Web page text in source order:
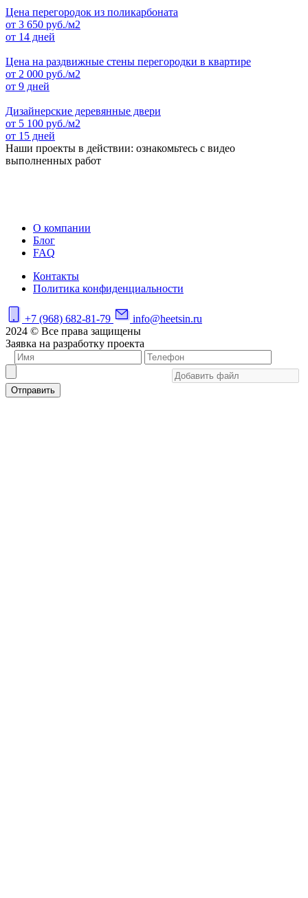
Цена перегородок из поликарбоната
от 3 650 руб./м2
от 14 дней
Цена на раздвижные стены перегородки в квартире
от 2 000 руб./м2
от 9 дней
Дизайнерские деревянные двери
от 5 100 руб./м2
от 15 дней
Наши проекты в действии: ознакомьтесь с видео
выполненных работ
О компании
Блог
FAQ
Контакты
Политика конфиденциальности
+7 (968) 682-81-79
info@heetsin.ru
2024 © Все права защищены
Заявка на разработку проекта
Отправить